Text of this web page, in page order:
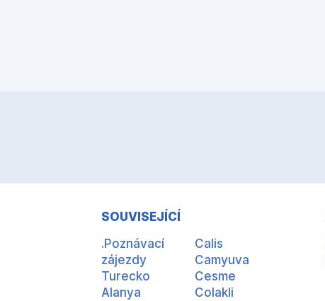
SOUVISEJÍCÍ
.Poznávací
zájezdy
Turecko
Alanya
Calis
Camyuva
Cesme
Colakli